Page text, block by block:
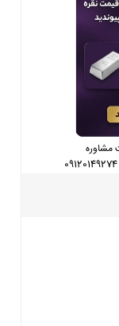
مشاوره